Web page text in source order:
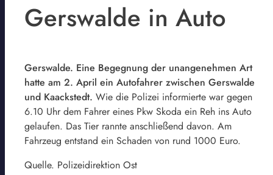
Gerswalde in Auto
Gerswalde. Eine Begegnung der unangenehmen Art
hatte am 2. April ein Autofahrer zwischen Gerswalde
und Kaackstedt. Wie die Polizei informierte war gegen
6.10 Uhr dem Fahrer eines Pkw Skoda ein Reh ins Auto
gelaufen. Das Tier rannte anschließend davon. Am
Fahrzeug entstand ein Schaden von rund 1000 Euro.
Quelle. Polizeidirektion Ost